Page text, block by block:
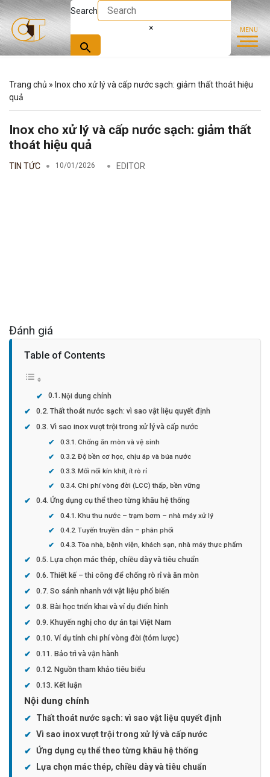
Search
×
Trang chủ » Inox cho xử lý và cấp nước sạch: giảm thất thoát hiệu
quả
Inox cho xử lý và cấp nước sạch: giảm thất
thoát hiệu quả
TIN TỨC 10/01/2026 EDITOR
Đánh giá
Table of Contents
Nội dung chính
Thất thoát nước sạch: vì sao vật liệu quyết định
Vì sao inox vượt trội trong xử lý và cấp nước
Chống ăn mòn và vệ sinh
Độ bền cơ học, chịu áp và búa nước
Mối nối kín khít, ít rò rỉ
Chi phí vòng đời (LCC) thấp, bền vững
Ứng dụng cụ thể theo từng khâu hệ thống
Khu thu nước – trạm bơm – nhà máy xử lý
Tuyến truyền dẫn – phân phối
Tòa nhà, bệnh viện, khách sạn, nhà máy thực phẩm
Lựa chọn mác thép, chiều dày và tiêu chuẩn
Thiết kế – thi công để chống rò rỉ và ăn mòn
So sánh nhanh với vật liệu phổ biến
Bài học triển khai và ví dụ điển hình
Khuyến nghị cho dự án tại Việt Nam
Ví dụ tính chi phí vòng đời (tóm lược)
Bảo trì và vận hành
Nguồn tham khảo tiêu biểu
Kết luận
Nội dung chính
Thất thoát nước sạch: vì sao vật liệu quyết định
Vì sao inox vượt trội trong xử lý và cấp nước
Ứng dụng cụ thể theo từng khâu hệ thống
Lựa chọn mác thép, chiều dày và tiêu chuẩn